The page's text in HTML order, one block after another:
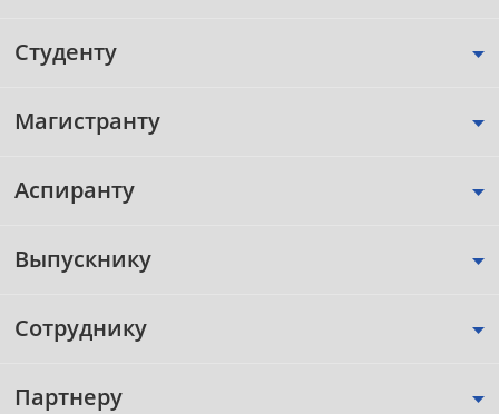
Студенту
Магистранту
Аспиранту
Выпускнику
Сотруднику
Партнеру